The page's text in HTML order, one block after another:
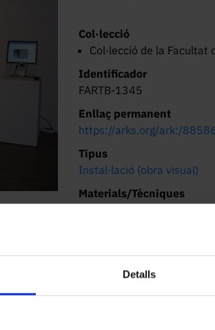
Detalls
Col·lecció
Col·lecció de la Facultat
Identificador
FARTB-1345
Enllaç permanent
https://arks.org/ark:/
Tipus
Instal·lació (obra visual)
Materials/Tècniques
Mural de 30 fotografies